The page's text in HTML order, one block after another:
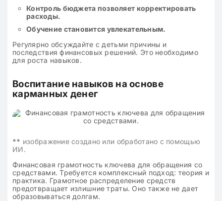
Контроль бюджета позволяет корректировать
расходы.
Обучение становится увлекательным.
Регулярно обсуждайте с детьми причины и
последствия финансовых решений. Это необходимо
для роста навыков.
Воспитание навыков на основе
карманных денег
** изображение создано или обработано с помощью
ИИ.
Финансовая грамотность ключева для обращения со
средствами. Требуется комплексный подход: теория и
практика. Грамотное распределение средств
предотвращает излишние траты. Оно также не дает
образовываться долгам.